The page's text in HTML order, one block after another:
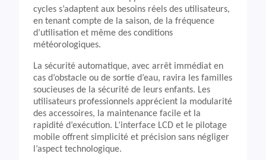
cycles s’adaptent aux besoins réels des utilisateurs,
en tenant compte de la saison, de la fréquence
d’utilisation et même des conditions
météorologiques.
La sécurité automatique, avec arrêt immédiat en
cas d’obstacle ou de sortie d’eau, ravira les familles
soucieuses de la sécurité de leurs enfants. Les
utilisateurs professionnels apprécient la modularité
des accessoires, la maintenance facile et la
rapidité d’exécution. L’interface LCD et le pilotage
mobile offrent simplicité et précision sans négliger
l’aspect technologique.